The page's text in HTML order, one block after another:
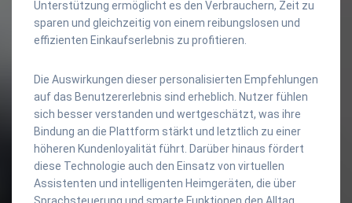
Unterstützung ermöglicht es den Verbrauchern, Zeit zu
sparen und gleichzeitig von einem reibungslosen und
effizienten Einkaufserlebnis zu profitieren.
Die Auswirkungen dieser personalisierten Empfehlungen
auf das Benutzererlebnis sind erheblich. Nutzer fühlen
sich besser verstanden und wertgeschätzt, was ihre
Bindung an die Plattform stärkt und letztlich zu einer
höheren Kundenloyalität führt. Darüber hinaus fördert
diese Technologie auch den Einsatz von virtuellen
Assistenten und intelligenten Heimgeräten, die über
Sprachsteuerung und smarte Funktionen den Alltag